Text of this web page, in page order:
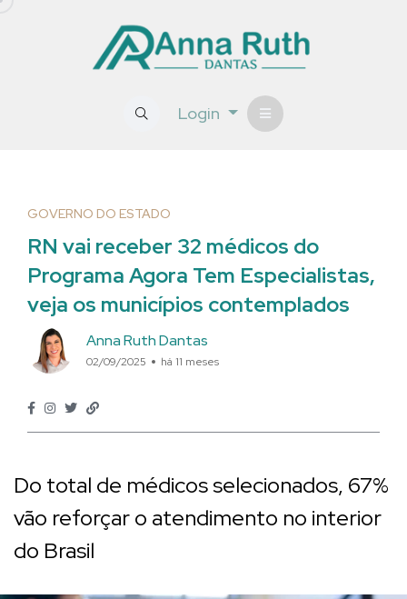
Login
GOVERNO DO ESTADO
RN vai receber 32 médicos do
Programa Agora Tem Especialistas,
veja os municípios contemplados
Anna Ruth Dantas
02/09/2025 há 11 meses
Do total de médicos selecionados, 67%
vão reforçar o atendimento no interior
do Brasil